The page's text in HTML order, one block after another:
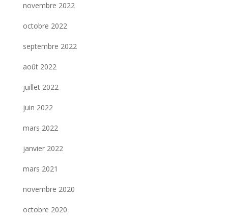
novembre 2022
octobre 2022
septembre 2022
août 2022
juillet 2022
juin 2022
mars 2022
janvier 2022
mars 2021
novembre 2020
octobre 2020